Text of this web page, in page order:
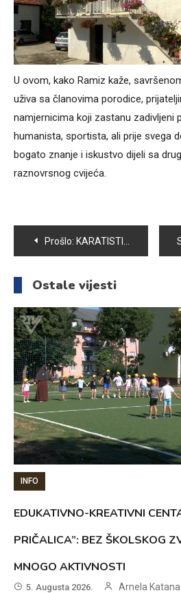
U ovom, kako Ramiz kaže,
uživa sa članovima porodice,
namjernicima koji zastanu zadivljeni
humanista, sportista, ali prije svega
bogato znanje i iskustvo dijeli sa
raznovrsnog cvijeća.
Navigacija
članaka
Prošlo: KARATISTI SAMBONA IZ PLANINARSKOG DOMA MOTKA KRENULI SA PRIPREMAMA ZA NOVU SEZONU
Ostale vijesti
INFO
EDUKATIVNO-KREATIVNI
PRIČALICA”: BEZ ŠKOLSKOG
MNOGO AKTIVNOSTI
5. Augusta 2026. Arnela Katana